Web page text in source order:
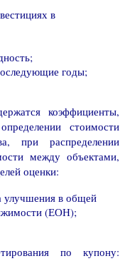
в
годы;
коэффициенты,
стоимости
при распределении
между объектами,
оценки:
улучшения в общей
(ЕОН);
по купону: